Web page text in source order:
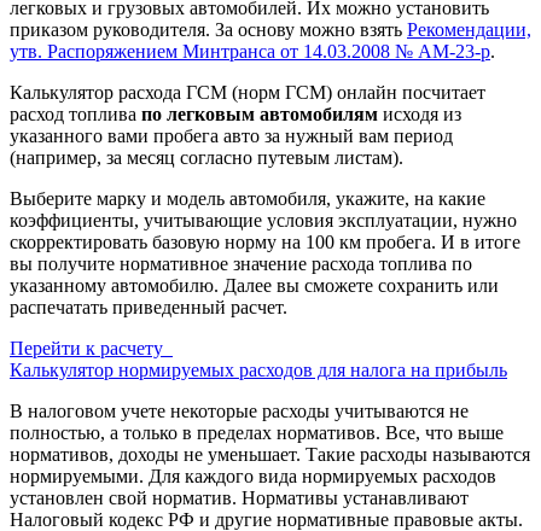
легковых и грузовых автомобилей. Их можно установить
приказом руководителя. За основу можно взять Рекомендации,
утв. Распоряжением Минтранса от 14.03.2008 № АМ-23-р.
Калькулятор расхода ГСМ (норм ГСМ) онлайн посчитает
расход топлива по легковым автомобилям исходя из
указанного вами пробега авто за нужный вам период
(например, за месяц согласно путевым листам).
Выберите марку и модель автомобиля, укажите, на какие
коэффициенты, учитывающие условия эксплуатации, нужно
скорректировать базовую норму на 100 км пробега. И в итоге
вы получите нормативное значение расхода топлива по
указанному автомобилю. Далее вы сможете сохранить или
распечатать приведенный расчет.
Перейти к расчету
Калькулятор нормируемых расходов для налога на прибыль
В налоговом учете некоторые расходы учитываются не
полностью, а только в пределах нормативов. Все, что выше
нормативов, доходы не уменьшает. Такие расходы называются
нормируемыми. Для каждого вида нормируемых расходов
установлен свой норматив. Нормативы устанавливают
Налоговый кодекс РФ и другие нормативные правовые акты.